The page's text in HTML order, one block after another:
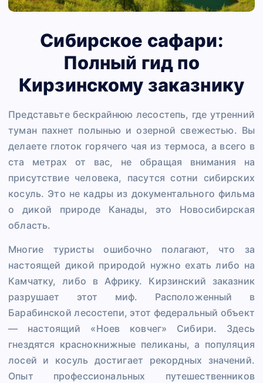
Сибирское сафари:
Полный гид по
Кирзинскому заказнику
Представьте бескрайнюю лесостепь, где утренний
туман пахнет полынью и озерной свежестью. Вы
делаете глоток горячего чая из термоса, а всего в
ста метрах от вас, не обращая внимания на
присутствие человека, пасутся сотни сибирских
косуль. Это не кадры из документального фильма
о дикой природе Канады, это Новосибирская
область.
Многие туристы ошибочно полагают, что за
настоящей дикой природой нужно ехать либо на
Камчатку, либо в Африку. Кирзинский заказник
разрушает этот миф. Расположенный в
Барабинской лесостепи, этот федеральный объект
— настоящий «Ноев ковчег» Сибири. Здесь
гнездятся краснокнижные пеликаны, а популяция
лосей и косуль достигает рекордных значений.
Опыт профессиональных путешественников